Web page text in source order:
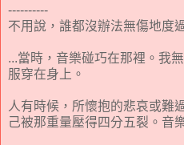
----------
不用說，誰都沒辦法無傷地度
...當時，音樂碰巧在那裡。我
服穿在身上。
人有時候，所懷抱的悲哀或難
己被那重量壓得四分五裂。音